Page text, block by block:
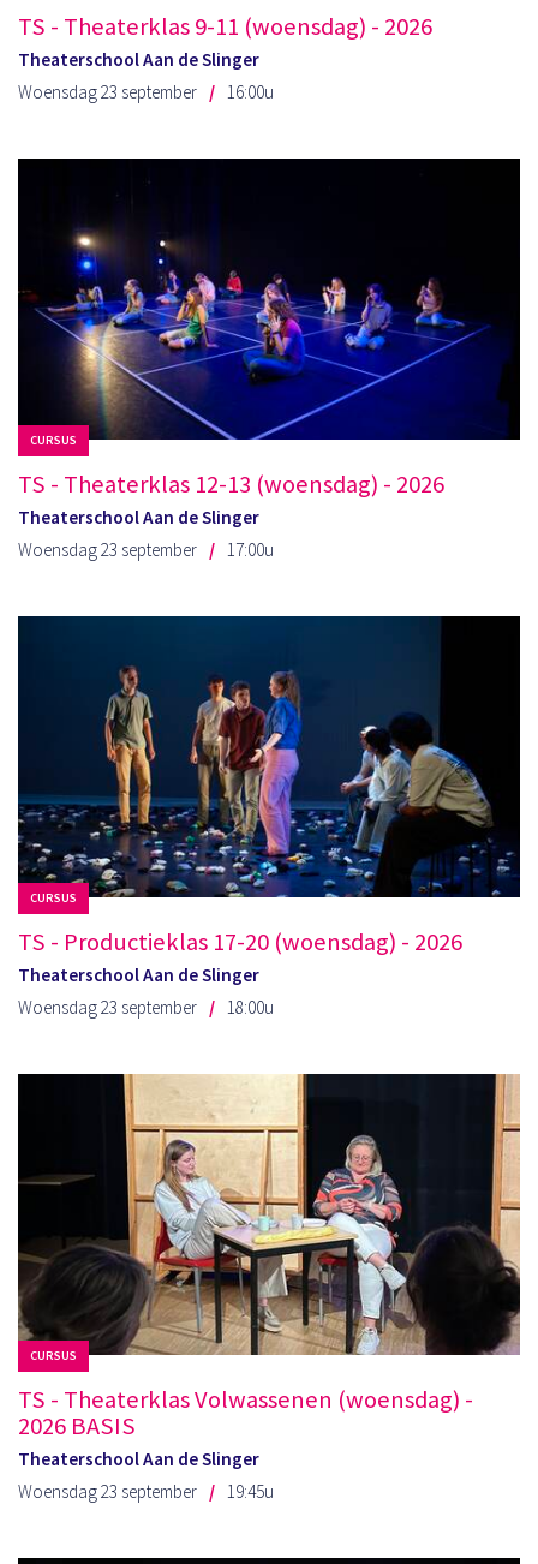
TS - Theaterklas 9-11 (woensdag) - 2026
Theaterschool Aan de Slinger
Woensdag 23 september
16:00u
CURSUS
TS - Theaterklas 12-13 (woensdag) - 2026
Theaterschool Aan de Slinger
Woensdag 23 september
17:00u
CURSUS
TS - Productieklas 17-20 (woensdag) - 2026
Theaterschool Aan de Slinger
Woensdag 23 september
18:00u
CURSUS
TS - Theaterklas Volwassenen (woensdag) -
2026 BASIS
Theaterschool Aan de Slinger
Woensdag 23 september
19:45u